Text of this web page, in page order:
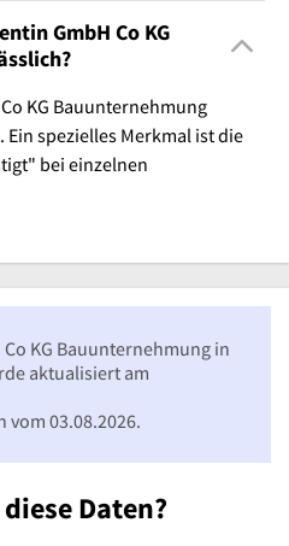
GmbH Co KG
KG Bauunternehmung
spezielles Merkmal ist die
bei einzelnen
Daten?
Co KG Bauunternehmung in
aktualisiert am
vom 03.08.2026.